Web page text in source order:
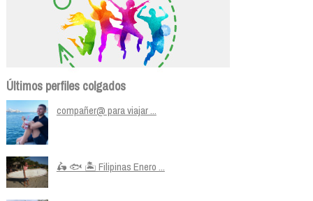
Últimos perfiles colgados
compañer@ para viajar ...
🛵 🐟 🏝️ Filipinas Enero ...